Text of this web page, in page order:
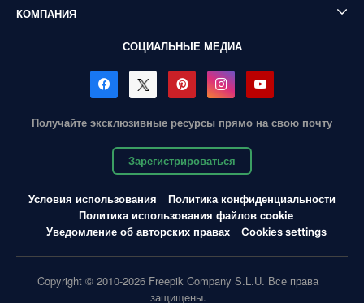
КОМПАНИЯ
СОЦИАЛЬНЫЕ МЕДИА
Получайте эксклюзивные ресурсы прямо на свою почту
Зарегистрироваться
Условия использования
Политика конфиденциальности
Политика использования файлов cookie
Уведомление об авторских правах
Cookies settings
Copyright © 2010-2026 Freepik Company S.L.U. Все права
защищены.